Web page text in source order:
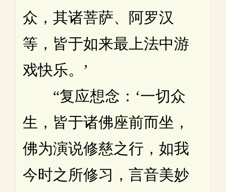
众，其诸菩萨、阿罗汉
等，皆于如来最上法中游
戏快乐。’
“复应想念：‘一切众
生，皆于诸佛座前而坐，
佛为演说修慈之行，如我
今时之所修习，言音美妙